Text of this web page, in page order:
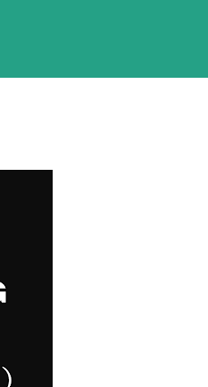
交过一次。 因此，我
后每一次领取新的入
须记住的一项固定流程
的是： 门口电话应该
问题？ 要不要准备很